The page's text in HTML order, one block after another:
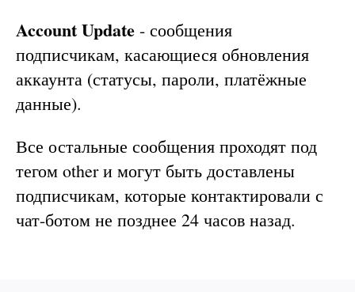
Account Update - сообщения
подписчикам, касающиеся обновления
аккаунта (статусы, пароли, платёжные
данные).
Все остальные сообщения проходят под
тегом other и могут быть доставлены
подписчикам, которые контактировали с
чат-ботом не позднее 24 часов назад.